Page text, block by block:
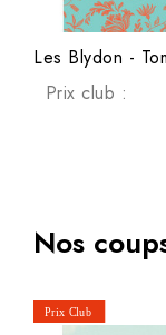
Prix club :
Nos